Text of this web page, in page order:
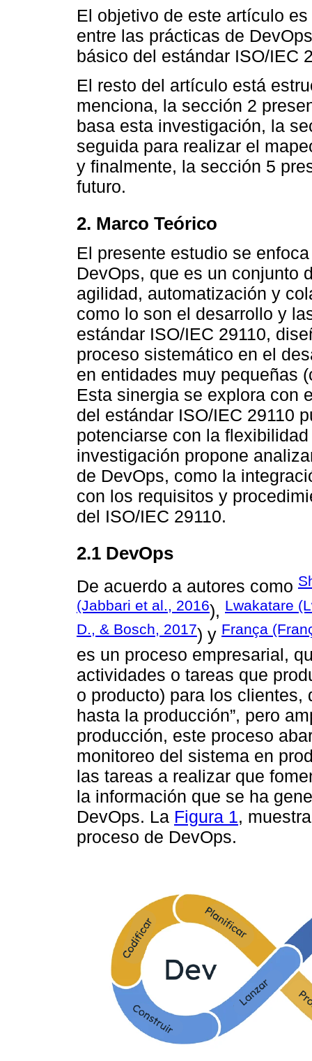
El objetivo de este artículo
entre las prácticas de
básico del estándar ISO/IEC
El resto del artículo está
menciona, la sección 2
basa esta investigación, la
seguida para realizar el
y finalmente, la sección 5
futuro.
2. Marco Teórico
El presente estudio se
DevOps, que es un conjunto
agilidad, automatización y
como lo son el desarrollo y
estándar ISO/IEC 29110,
proceso sistemático en el
en entidades muy pequeñas
Esta sinergia se explora con
del estándar ISO/IEC 29110
potenciarse con la
investigación propone
de DevOps, como la
con los requisitos y
del ISO/IEC 29110.
2.1 DevOps
De acuerdo a autores como
(Jabbari et al., 2016), Lwakatare
D., & Bosch, 2017) y França
es un proceso empresarial,
actividades o tareas que
o producto) para los
hasta la producción”, pero
producción, este proceso
monitoreo del sistema en
las tareas a realizar que
la información que se ha
DevOps. La Figura 1,
proceso de DevOps.